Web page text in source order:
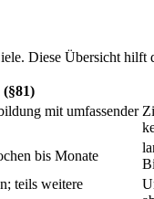
Diese Übersicht hilft
mit umfassender
bis Monate
teils weitere